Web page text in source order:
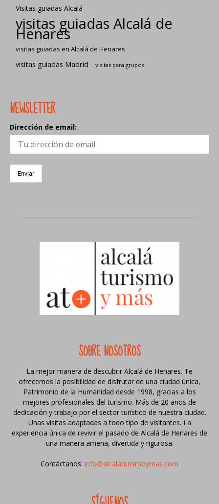
Visitas guiadas Alcalá
visitas guiadas Alcalá de
Henares
visitas guiadas en Alcalá de Henares
visitas guiadas Madrid visitas para grupos
NEWSLETTER
Dirección de email:
SOBRE NOSOTROS
La mejor manera de descubrir Alcalá de Henares. Te
ofrecemos la posibilidad de disfrutar de una ciudad única,
Patrimonio de la Humanidad desde 1998, gracias a los
mejores profesionales del turismo. Más de 20 años de
dedicación y trabajo por el sector turístico de nuestra ciudad.
Unas visitas adaptadas a todo tipo de visitantes. La
experiencia única de revivir el pasado de Alcalá de Henares de
una manera amena, divertida y rigurosa.
Contáctanos: info@alcalaturismoymas.com